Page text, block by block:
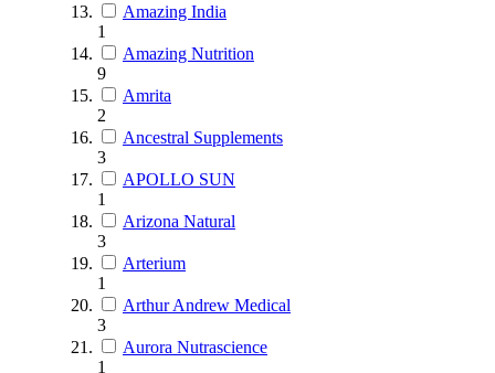
Amazing India
1
Amazing Nutrition
9
Amrita
2
Ancestral Supplements
3
APOLLO SUN
1
Arizona Natural
3
Arterium
1
Arthur Andrew Medical
3
Aurora Nutrascience
1